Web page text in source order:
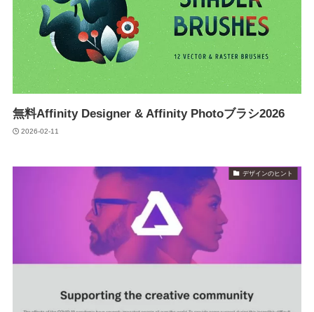
無料Affinity Designer & Affinity Photoブラシ2026
2026-02-11
デザインのヒント